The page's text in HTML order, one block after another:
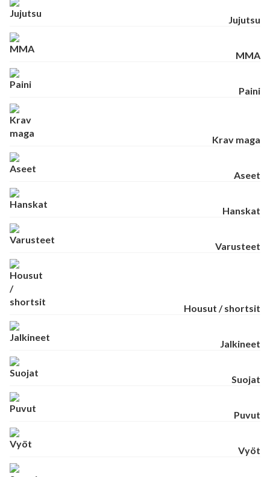
Jujutsu
MMA
Paini
Krav maga
Aseet
Hanskat
Varusteet
Housut / shortsit
Jalkineet
Suojat
Puvut
Vyöt